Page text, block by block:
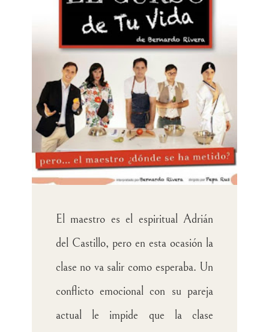
El maestro es el espiritual Adrián
del Castillo, pero en esta ocasión la
clase no va salir como esperaba. Un
conflicto emocional con su pareja
actual le impide que la clase